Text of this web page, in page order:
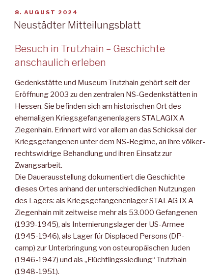
Neustadt-
Budget“
VERÖFFENTLICHT
AM
8. AUGUST 2024
Neustädter Mitteilungsblatt
Besuch in Trutzhain – Geschichte
anschaulich erleben
Gedenkstätte und Museum Trutzhain gehört seit der
Eröffnung 2003 zu den zentralen NS-Gedenkstätten in
Hessen. Sie befinden sich am historischen Ort des
ehemaligen Kriegsgefangenenlagers STALAGIX A
Ziegenhain. Erinnert wird vor allem an das Schick­sal der
Kriegsgefangenen unter dem NS-Regime, an ihre völker­
rechtswidrige Behandlung und ihren Einsatz zur
Zwangsarbeit.
Die Dauerausstellung dokumentiert die Geschichte
dieses Ortes anhand der unterschiedlichen Nutzungen
des Lagers: als Kriegs­gefangenenlager STALAG IX A
Ziegenhain mit zeitweise mehr als 53.000 Gefangenen
(1939-1945), als Internierungslager der US-Armee
(1945-1946), als Lager für Displaced Persons (DP-
camp) zur Unterbringung von osteuropäischen Juden
(1946-1947) und als „Flüchtlingssiedlung“ Trutzhain
(1948-1951).